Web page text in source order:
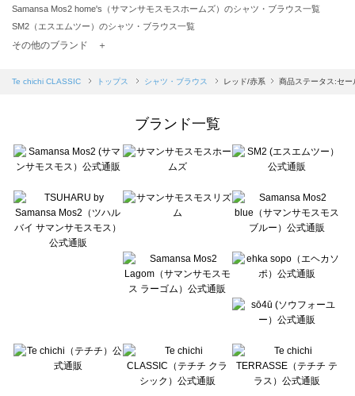
Samansa Mos2 home's（サマンサモスモスホームズ）のシャツ・ブラウス一覧
SM2（エスエムツー）のシャツ・ブラウス一覧
Samansa Mos2 blue（サマンサモスモス ブルー）のシャツ・ブラウス一覧
sō4ū（ソウフォーユー）のシャツ・ブラウス一覧
Te chichi（テチチ）のシャツ・ブラウス一覧
Te chichi CLASSIC（テチチ クラシック）のシャツ・ブラウス一覧
Lugnoncure（ルノンキュール）のシャツ・ブラウス一覧
BETTY'S BLUE（べティーズブルー）のシャツ・ブラウス一覧
Wpc.（ワールドパーティー）のシャツ・ブラウス一覧
その他のブランド ＋
Te chichi CLASSIC トップス シャツ・ブラウス レッド/赤系 商品ステータス:セー
ブランド一覧